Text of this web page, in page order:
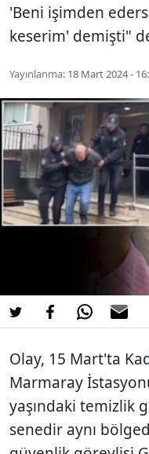
'Beni işimden
keserim' demişti"
Yayınlanma: 18 Mart 2024 -
Olay, 15 Mart'ta
Marmaray
yaşındaki temizlik
senedir aynı